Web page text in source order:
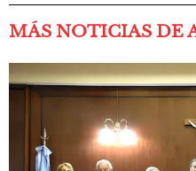
MÁS NOTICIAS DE